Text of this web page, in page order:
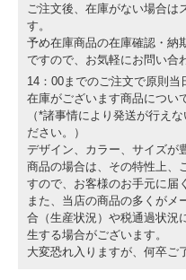
ご注文後、在庫がない場合は
す。
予め在庫商品の在庫確認・納
ですので、お気軽にお問い合
14：00までのご注文で原則当
在庫がございます商品につい
（*諸事情により発送が行え
ださい。）
デザイン、カラー、サイズが
商品の場合は、その特性上、
すので、お客様のお手元に届
また、当店の商品の多くがメ
合（生産状況）や税通過状況
生する場合がございます。
大変恐れ入りますが、何卒ご